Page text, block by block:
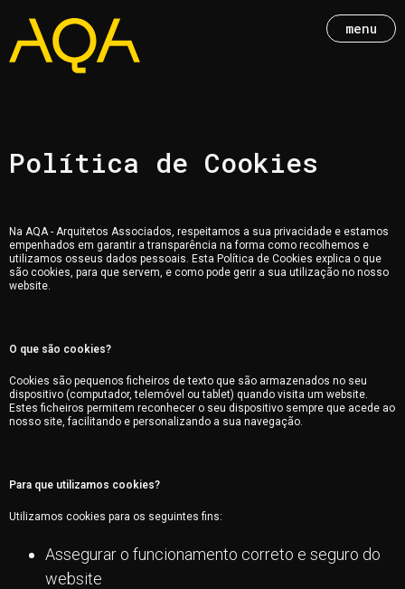
menu
Política de Cookies
Na AQA - Arquitetos Associados, respeitamos a sua privacidade e estamos
empenhados em garantir a transparência na forma como recolhemos e
utilizamos osseus dados pessoais. Esta Política de Cookies explica o que
são cookies, para que servem, e como pode gerir a sua utilização no nosso
website.
O que são cookies?
Cookies são pequenos ficheiros de texto que são armazenados no seu
dispositivo (computador, telemóvel ou tablet) quando visita um website.
Estes ficheiros permitem reconhecer o seu dispositivo sempre que acede ao
nosso site, facilitando e personalizando a sua navegação.
Para que utilizamos cookies?
Utilizamos cookies para os seguintes fins:
Assegurar o funcionamento correto e seguro do
website